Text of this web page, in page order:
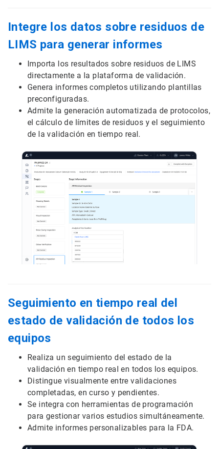
Integre los datos sobre residuos de
LIMS para generar informes
Importa los resultados sobre residuos de LIMS
directamente a la plataforma de validación.
Genera informes completos utilizando plantillas
preconfiguradas.
Admite la generación automatizada de protocolos,
el cálculo de límites de residuos y el seguimiento
de la validación en tiempo real.
Seguimiento en tiempo real del
estado de validación de todos los
equipos
Realiza un seguimiento del estado de la
validación en tiempo real en todos los equipos.
Distingue visualmente entre validaciones
completadas, en curso y pendientes.
Se integra con herramientas de programación
para gestionar varios estudios simultáneamente.
Admite informes personalizables para la FDA.